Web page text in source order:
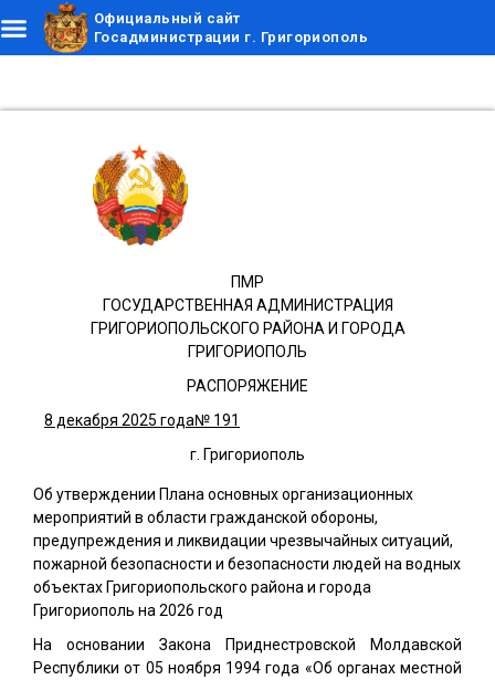
Официальный сайт
Госадминистрации г. Григориополь
ПМР
ГОСУДАРСТВЕННАЯ АДМИНИСТРАЦИЯ
ГРИГОРИОПОЛЬСКОГО РАЙОНА И ГОРОДА
ГРИГОРИОПОЛЬ
РАСПОРЯЖЕНИЕ
8 декабря 2025 года№ 191
г. Григориополь
Об утверждении Плана основных организационных
мероприятий в области гражданской обороны,
предупреждения и ликвидации чрезвычайных ситуаций,
пожарной безопасности и безопасности людей на водных
объектах Григориопольского района и города
Григориополь на 2026 год
На основании Закона Приднестровской Молдавской
Республики от 05 ноября 1994 года «Об органах местной